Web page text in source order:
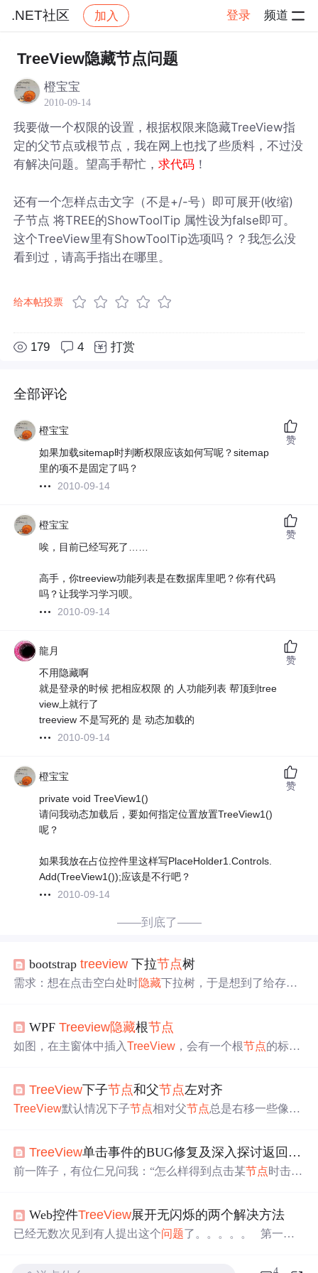
.NET社区 加入 登录 频道
社区 .NET社区 帖子详情
TreeView隐藏节点问题
橙宝宝
2010-09-14
我要做一个权限的设置，根据权限来隐藏TreeView指
定的父节点或根节点，我在网上也找了些质料，不过没
有解决问题。望高手帮忙，求代码 ！
还有一个怎样点击文字（不是+/-号）即可展开(收缩)
子节点 将TREE的ShowToolTip 属性设为false即可。
这个TreeView里有ShowToolTip选项吗？？我怎么没
看到过，请高手指出在哪里。
给本帖投票
179 4 打赏
全部评论
橙宝宝
如果加载sitemap时判断权限应该如何写呢？sitemap
里的项不是固定了吗？
2010-09-14
赞
橙宝宝
唉，目前已经写死了……
高手，你treeview功能列表是在数据库里吧？你有代码
吗？让我学习学习呗。
2010-09-14
赞
龍月
不用隐藏啊
就是登录的时候 把相应权限 的 人功能列表 帮顶到tree
view上就行了
treeview 不是写死的 是 动态加载的
2010-09-14
赞
橙宝宝
private void TreeView1()
请问我动态加载后，要如何指定位置放置TreeView1()
呢？
如果我放在占位控件里这样写PlaceHolder1.Controls.
Add(TreeView1());应该是不行吧？
2010-09-14
赞
——到底了——
bootstraptreeview 下拉节点树
需求：想在点击空白处时隐藏下拉树，于是想到了给存放
其它浏览器可行，在ie中会使div丢掉焦点，请求解决办
法。 代码： //容器 '&lt;td class="width-15 active"&gt;
WPFTreeview隐藏根节点
如图，在主窗体中插入TreeView ，会有一个根节点的标
展示。·代码如下（注：其中TreeViewItemStyle单独写到了
资源字典里，没有写在窗体xmal里）在TreeView部分的代
TreeView下子节点和父节点左对齐
TreeView默认情况下子节点相对父节点总是右移一些像
有一个div,如下图 于是只好通过js来将这个div隐藏。 <script
type="text/javascript"> $(document).ready(function()...
TreeView单击事件的BUG修复及深入探讨返回事件
前一阵子，有位仁兄问我：“怎么样得到点击某节点时击发
ate voidTreeView1_SelectedIndexChange(object sender, Micro
soft.Web.UI.WebControls.TreeViewSelectEventArgs
Web控件TreeView展开无闪烁的两个解决方法
已经无数次见到有人提出这个问题了。。。。。 第一